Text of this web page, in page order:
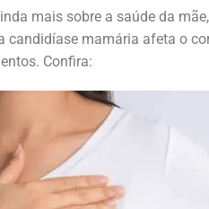
mais sobre a saúde da
candidíase mamária afeta o
Confira: